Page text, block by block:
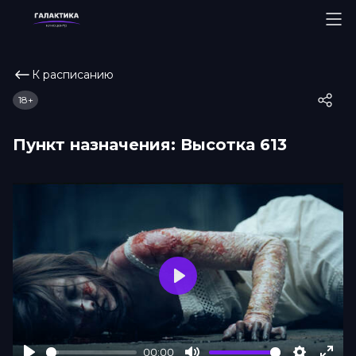
К расписанию
Пункт назначения: Высотка 613
18+
00:00
Play